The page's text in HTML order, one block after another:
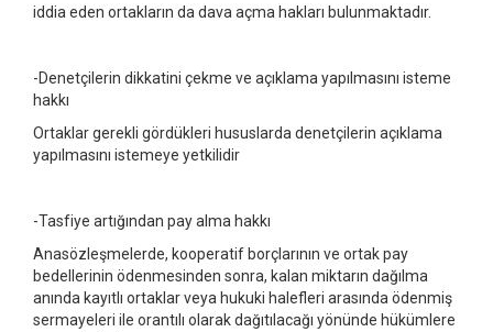
iddia eden ortakların da dava açma hakları bulunmaktadır.
-Denetçilerin dikkatini çekme ve açıklama yapılmasını isteme
hakkı
Ortaklar gerekli gördükleri hususlarda denetçilerin açıklama
yapılmasını istemeye yetkilidir
-Tasfiye artığından pay alma hakkı
Anasözleşmelerde, kooperatif borçlarının ve ortak pay
bedellerinin ödenmesinden sonra, kalan miktarın dağılma
anında kayıtlı ortaklar veya hukuki halefleri arasında ödenmiş
sermayeleri ile orantılı olarak dağıtılacağı yönünde hükümlere